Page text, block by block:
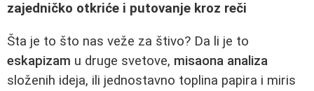
zajedničko otkriće i putovanje kroz reči
Šta je to što nas veže za štivo? Da li je to
eskapizam u druge svetove, misaona analiza
složenih ideja, ili jednostavno toplina papira i miris